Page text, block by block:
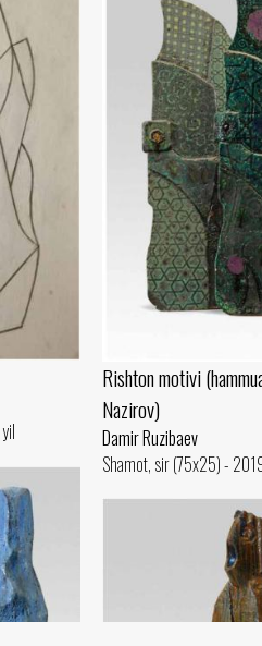
Rishton motivi
Nazirov)
Damir Ruzibaev
Shamot, sir (75x25) -